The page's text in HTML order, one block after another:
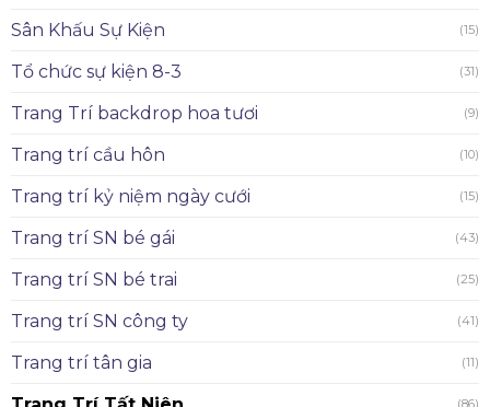
Sân Khấu Sự Kiện (15)
Tổ chức sự kiện 8-3 (31)
Trang Trí backdrop hoa tươi (9)
Trang trí cầu hôn (10)
Trang trí kỷ niệm ngày cưới (15)
Trang trí SN bé gái (43)
Trang trí SN bé trai (25)
Trang trí SN công ty (41)
Trang trí tân gia (11)
(86)